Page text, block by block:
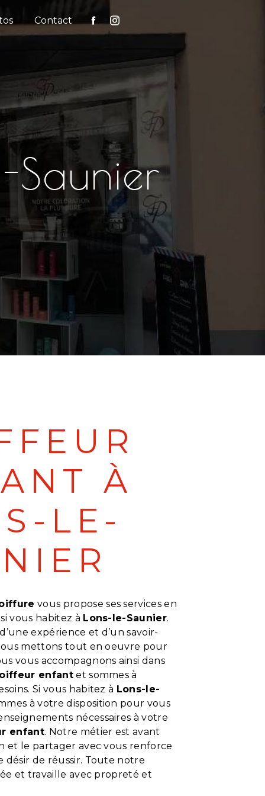
Contact
Saunier
À
LE-
vous propose ses services en
si vous habitez à Lons-le-Saunier.
expérience et d’un savoir-
mettons tout en oeuvre pour
vous accompagnons ainsi dans
enfantet sommes à
Si vous habitez à Lons-le-
à votre disposition pour vous
nécessaires à votre
enfant. Notre métier est avant
et le partager avec vous renforce
désir de réussir. Toute notre
et travaille avec propreté et